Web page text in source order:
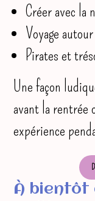
Créer avec la
Voyage
Pirates et
Une façon
avant la rentrée
expérience
À bientôt